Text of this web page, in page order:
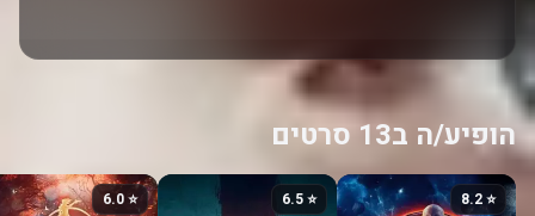
הופיע/ה ב13 סרטים
⭐ 8.2
⭐ 6.5
⭐ 6.0